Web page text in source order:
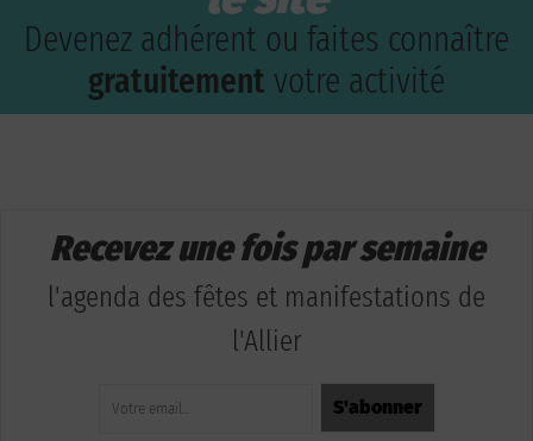
Devenez adhérent ou faites connaître
gratuitement votre activité
Recevez une fois par semaine
l'agenda des fêtes et manifestations de
l'Allier